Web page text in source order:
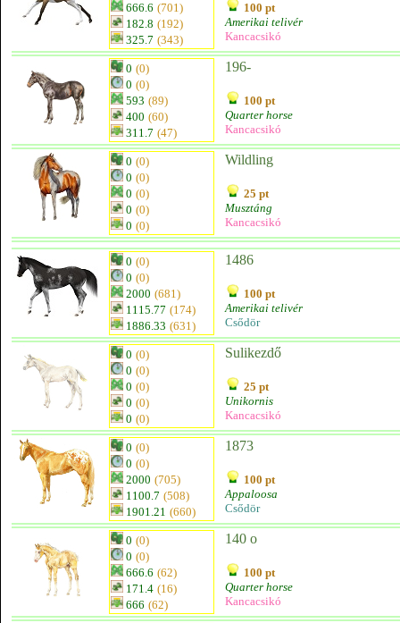
666.6 (701)
182.8 (192)
325.7 (343)
100 pt
Amerikai telivér
Kancacsikó
0 (0)
0 (0)
593 (89)
400 (60)
311.7 (47)
196-
100 pt
Quarter horse
Kancacsikó
0 (0)
0 (0)
0 (0)
0 (0)
0 (0)
Wildling
25 pt
Musztáng
Kancacsikó
0 (0)
0 (0)
2000 (681)
1115.77 (174)
1886.33 (631)
1486
100 pt
Amerikai telivér
Csődör
0 (0)
0 (0)
0 (0)
0 (0)
0 (0)
Sulikezdő
25 pt
Unikornis
Kancacsikó
0 (0)
0 (0)
2000 (705)
1100.7 (508)
1901.21 (660)
1873
100 pt
Appaloosa
Csődör
0 (0)
0 (0)
666.6 (62)
171.4 (16)
666 (62)
140 o
100 pt
Quarter horse
Kancacsikó